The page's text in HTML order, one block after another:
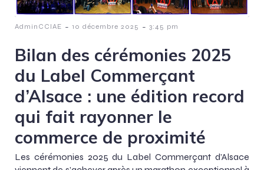
AdminCCIAE - 10 décembre 2025 - 3:45 pm
Bilan des cérémonies 2025
du Label Commerçant
d’Alsace : une édition record
qui fait rayonner le
commerce de proximité
Les cérémonies 2025 du Label Commerçant d’Alsace